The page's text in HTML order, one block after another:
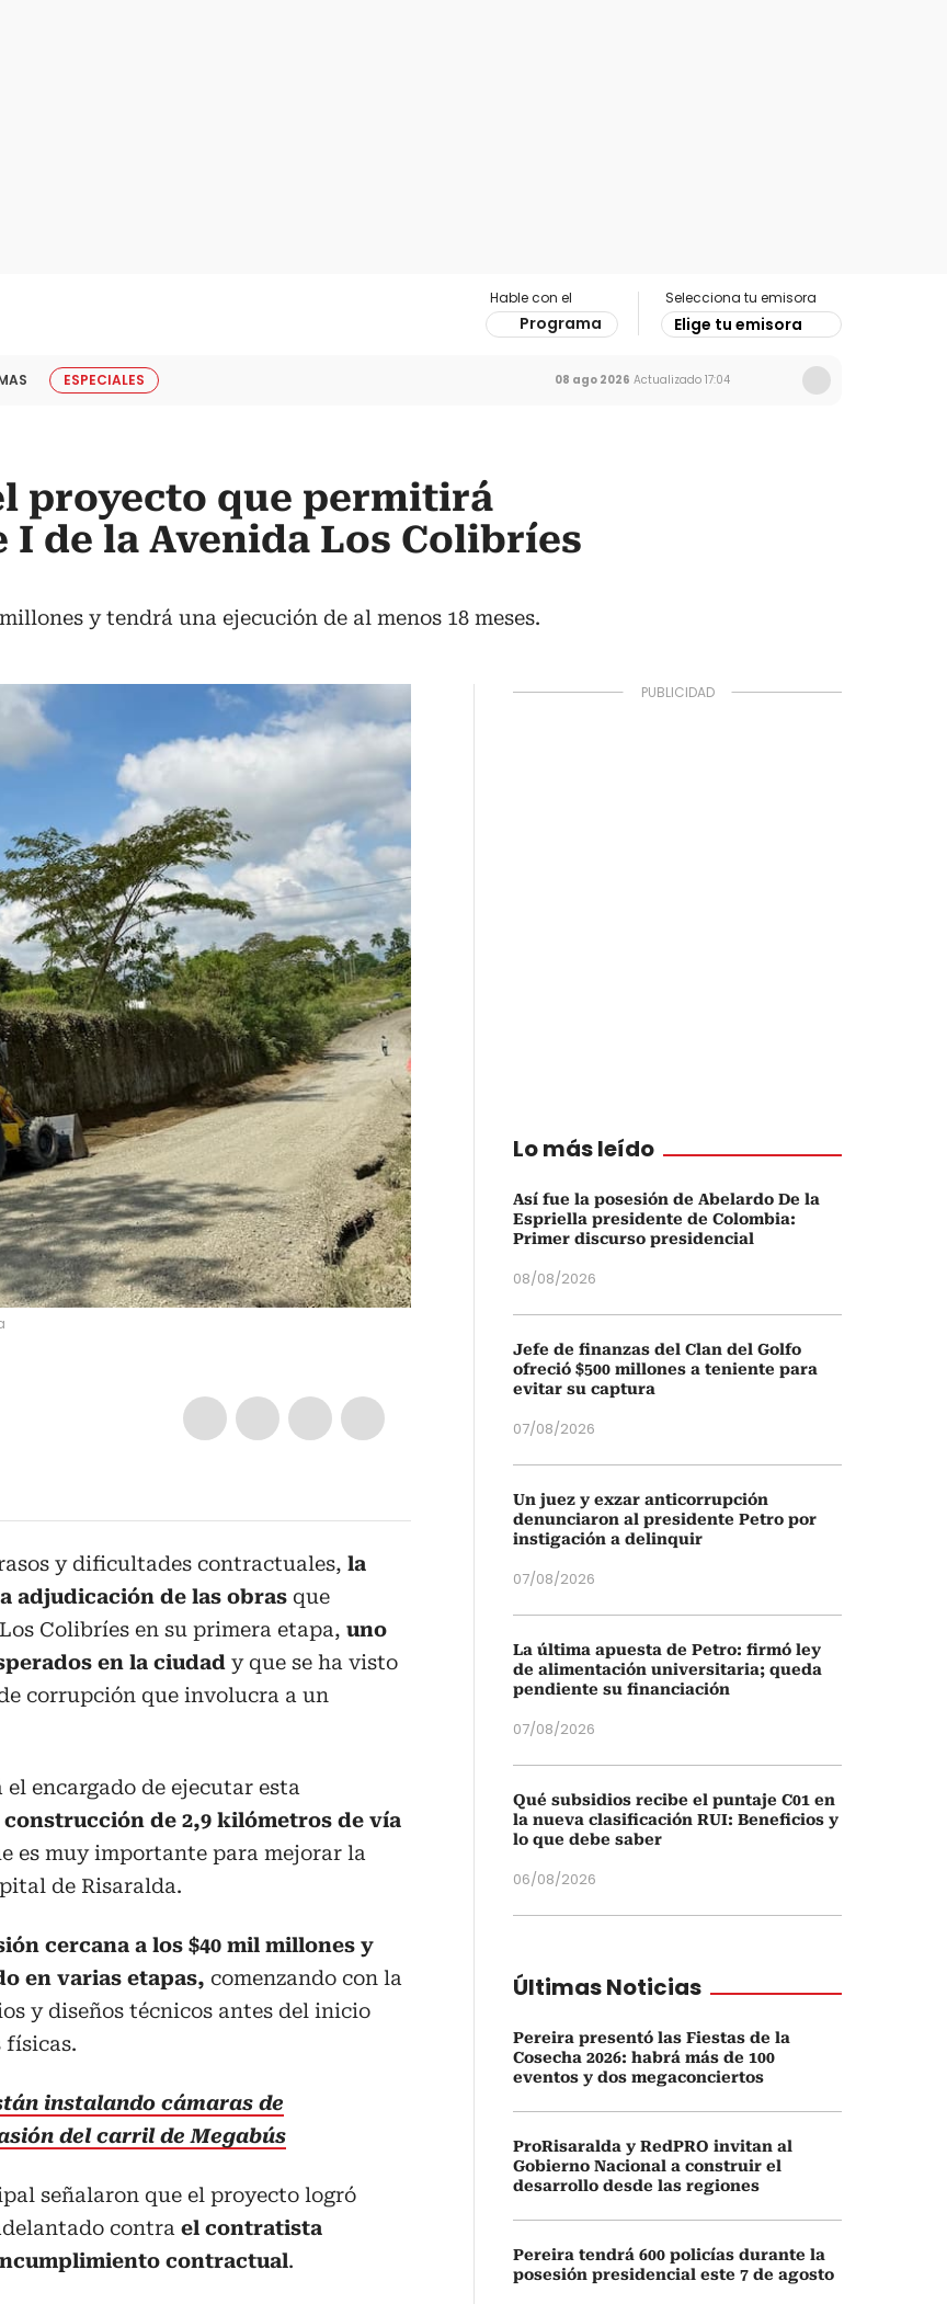
Hable con el
Programa
Selecciona tu emisora
Elige tu emisora
ESPECIALES 08 ago 2026 Actualizado 17:04
proyecto que permitirá
I de la Avenida Los Colibríes
y tendrá una ejecución de al menos 18 meses.
y dificultades contractuales, la
adjudicación de las obras que
Colibríes en su primera etapa, uno
en la ciudad y que se ha visto
corrupción que involucra a un
el encargado de ejecutar esta
construcción de 2,9 kilómetros de vía
es muy importante para mejorar la
de Risaralda.
cercana a los $40 mil millones y
en varias etapas, comenzando con la
y diseños técnicos antes del inicio
físicas.
instalando cámaras de
del carril de Megabús
señalaron que el proyecto logró
contra el contratista
contractual.
Lo más leído
Así fue la posesión de Abelardo De la
Espriella presidente de Colombia:
Primer discurso presidencial
08/08/2026
Jefe de finanzas del Clan del Golfo
ofreció $500 millones a teniente para
evitar su captura
07/08/2026
Un juez y exzar anticorrupción
denunciaron al presidente Petro por
instigación a delinquir
07/08/2026
La última apuesta de Petro: firmó ley
de alimentación universitaria; queda
pendiente su financiación
07/08/2026
Qué subsidios recibe el puntaje C01 en
la nueva clasificación RUI: Beneficios y
lo que debe saber
06/08/2026
Últimas Noticias
Pereira presentó las Fiestas de la
Cosecha 2026: habrá más de 100
eventos y dos megaconciertos
ProRisaralda y RedPRO invitan al
Gobierno Nacional a construir el
desarrollo desde las regiones
Pereira tendrá 600 policías durante la
posesión presidencial este 7 de agosto